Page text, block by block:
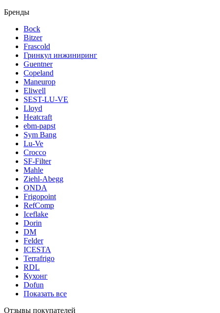
Бренды
Bock
Bitzer
Frascold
Гринкул инжиниринг
Guentner
Copeland
Maneurop
Eliwell
SEST-LU-VE
Lloyd
Heatcraft
ebm-papst
Sym Bang
Lu-Ve
Crocco
SF-Filter
Mahle
Ziehl-Abegg
ONDA
Frigopoint
RefComp
Iceflake
Dorin
DM
Felder
ICESTA
Terrafrigo
RDL
Кухонг
Dofun
Показать все
Отзывы покупателей